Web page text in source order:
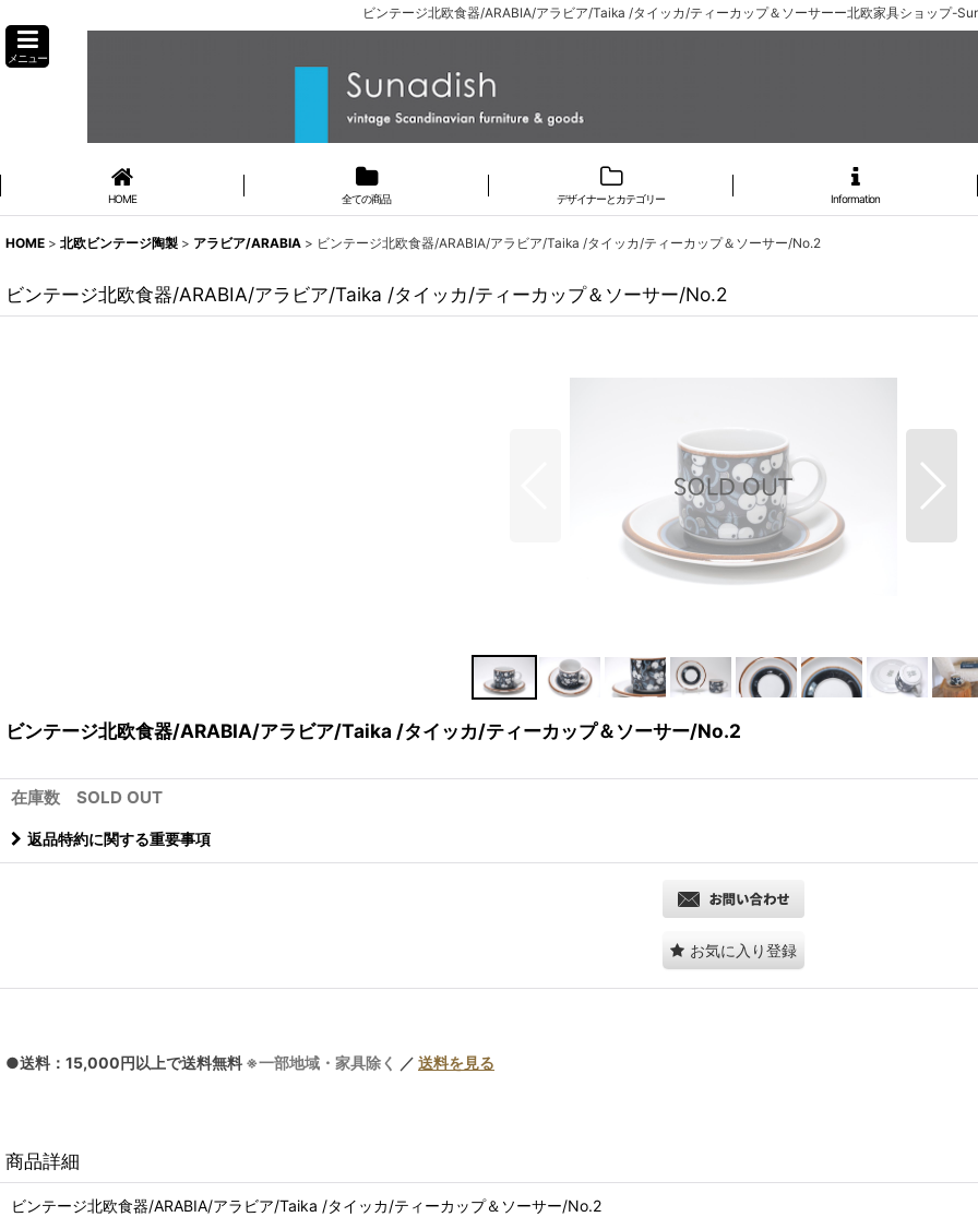
ビンテージ北欧食器/ARABIA/アラビア/Taika /タイッカ/ティーカップ＆ソーサーー北欧家具ショップ-
メニュー
HOME 全ての商品 デザイナーとカテゴリー Information
HOME > 北欧ビンテージ陶製 > アラビア/ARABIA > ビンテージ北欧食器/ARABIA/アラビア/Taika /タイッカ/ティーカップ＆ソーサー/No.2
ビンテージ北欧食器/ARABIA/アラビア/Taika /タイッカ/ティーカップ＆ソーサー/No.2
ビンテージ北欧食器/ARABIA/アラビア/Taika /タイッカ/ティーカップ＆ソーサー/No.2
在庫数 SOLD OUT
返品特約に関する重要事項
お気に入り登録
●送料：15,000円以上で送料無料 ※一部地域・家具除く ／ 送料を見る
商品詳細
ビンテージ北欧食器/ARABIA/アラビア/Taika /タイッカ/ティーカップ＆ソーサー/No.2